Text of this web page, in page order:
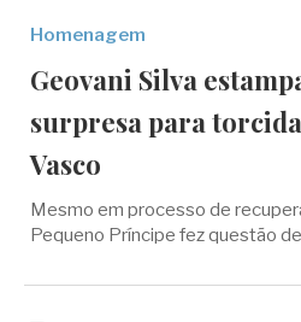
Homenagem
Geovani Silva
surpresa para
Vasco
Mesmo em processo de
Pequeno Príncipe fez questão